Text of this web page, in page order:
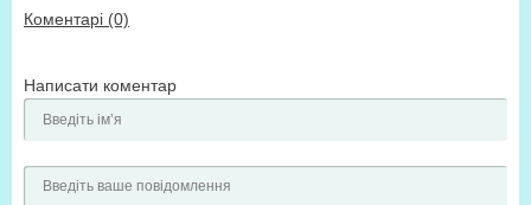
Коментарі (0)
Написати коментар